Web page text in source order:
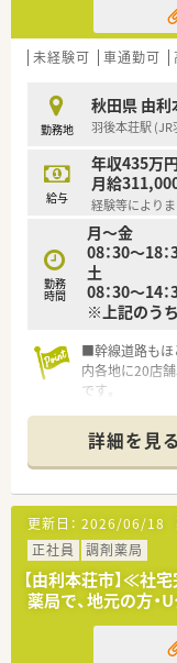
≪調剤未経験
研修制度も整っ
支援制度もあり
未経験可 車通勤可
勤務地
秋田県 由利
羽後本荘駅 (JR
給与
年収435万
月給
経験等により
勤務
時間
月～金
08：30～18：
土
08：30～14：
※上記のう
■幹線道路もほ
内各地に20店
です。
す。
■地域に根ざし
ニケーケショ
詳細を見る
更新日： 2026/06/18
正社員
調剤薬局
【由利本荘市】≪社
薬局で、地元の方